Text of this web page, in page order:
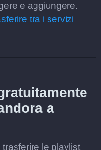
e aggiungere.
tra i servizi
a
le playlist